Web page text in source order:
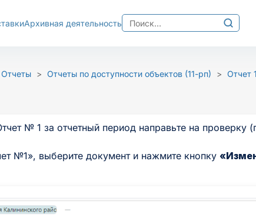
Архивная деятельность
Найти:
Отчеты > Отчеты по доступности объектов (11-рп) > Отчет 1
№ 1 за отчетный период направьте на проверку
№1», выберите документ и нажмите кнопку